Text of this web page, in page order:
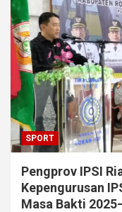
SPORT
Pengprov IPSI
Kepengurusan
Masa Bakti